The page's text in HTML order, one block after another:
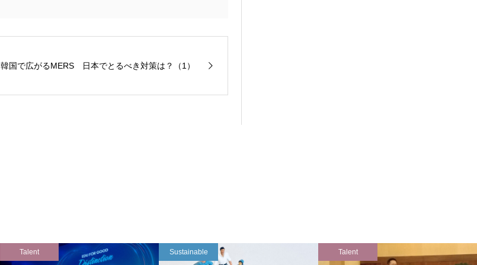
韓国で広がるMERS 日本でとるべき対策は？（1）
Talent Sustainable Talent